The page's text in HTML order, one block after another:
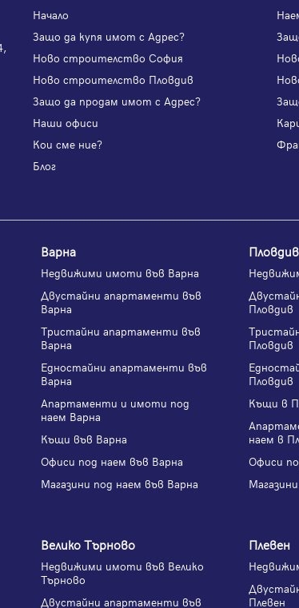
Начало
Защо да купя имот с Адрес?
Ново строителство София
Ново строителство Пловдив
Защо да продам имот с Адрес?
Наши офиси
Кои сме ние?
Блог
Варна
Недвижими имоти във Варна
Двустайни апартаменти във
Варна
Тристайни апартаменти във
Варна
Едностайни апартаменти във
Варна
Апартаменти и имоти под
наем Варна
Къщи във Варна
Офиси под наем във Варна
Магазини под наем във Варна
Пловдив
Пловдив
Пловдив
Пловдив
Къщи в
наем в
Офиси
Велико Търново
Недвижими имоти във Велико
Търново
Двустайни апартаменти във
Плевен
Плевен